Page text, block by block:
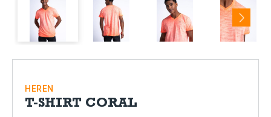
Next
HEREN
T-SHIRT CORAL